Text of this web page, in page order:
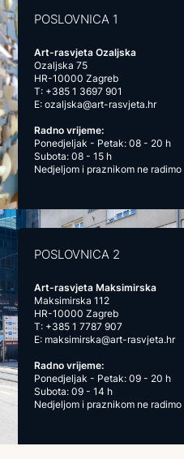
POSLOVNICA 1
Art-rasvjeta Ozaljska
Ozaljska 75
HR-10000 Zagreb
T: +385 1 3697 901
E:ozaljska@art-rasvjeta.hr
Radno vrijeme:
Ponedjeljak - Petak: 08 - 20 h
Subota: 08 - 15 h
Nedjeljom i praznikom ne radimo
POSLOVNICA 2
Art-rasvjeta Maksimirska
Maksimirska 112
HR-10000 Zagreb
T: +385 1 7787 907
E: maksimirska@art-rasvjeta.hr
Radno vrijeme:
Ponedjeljak - Petak: 09 - 20 h
Subota: 09 - 14 h
Nedjeljom i praznikom ne radimo